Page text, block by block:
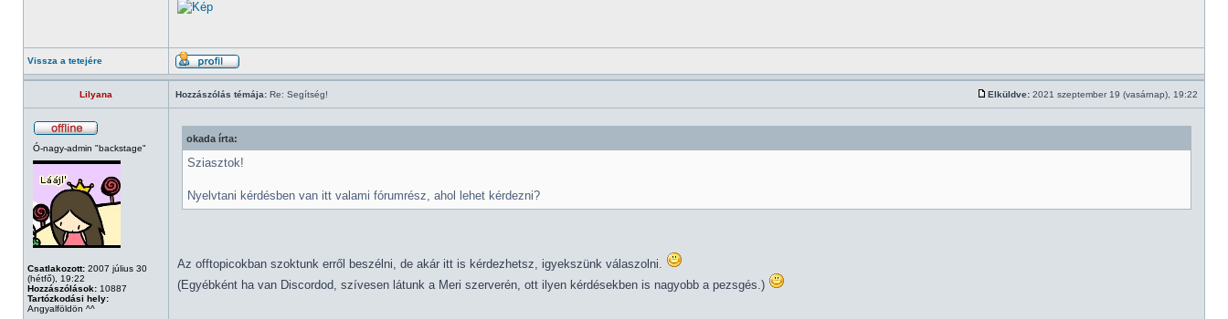
Vissza a tetejére
Lilyana Hozzászólás témája: Re: Segítség! Elküldve: 2021 szeptember 19 (vasárnap), 19:22
Ó-nagy-admin "backstage"
Csatlakozott: 2007 július 30
(hétfő), 19:22
Hozzászólások: 10887
Tartózkodási hely:
Angyalföldön ^^
okada írta:
Sziasztok!
Nyelvtani kérdésben van itt valami fórumrész, ahol lehet kérdezni?
Az offtopicokban szoktunk erről beszélni, de akár itt is kérdezhetsz, igyekszünk válaszolni.
(Egyébként ha van Discordod, szívesen látunk a Meri szerverén, ott ilyen kérdésekben is nagyobb a pezsgés.)